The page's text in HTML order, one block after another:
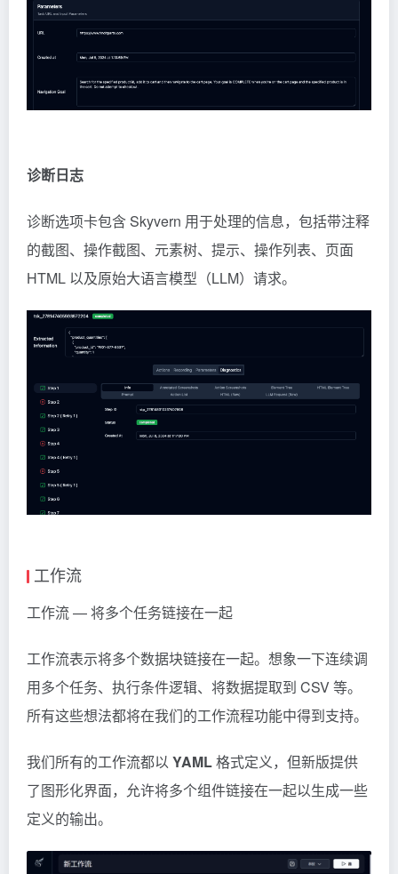
诊断日志
诊断选项卡包含 Skyvern 用于处理的信息，包括带注释
的截图、操作截图、元素树、提示、操作列表、页面
HTML 以及原始大语言模型（LLM）请求。
工作流
工作流— 将多个任务链接在一起
工作流表示将多个数据块链接在一起。想象一下连续调
用多个任务、执行条件逻辑、将数据提取到 CSV 等。
所有这些想法都将在我们的工作流程功能中得到支持。
我们所有的工作流都以 YAML格式定义，但新版提供
了图形化界面，允许将多个组件链接在一起以生成一些
定义的输出。